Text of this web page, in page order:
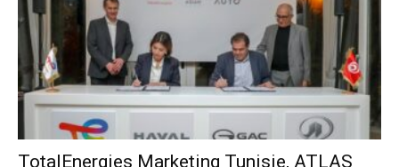
TotalEnergies Marketing Tunisie, ATLAS